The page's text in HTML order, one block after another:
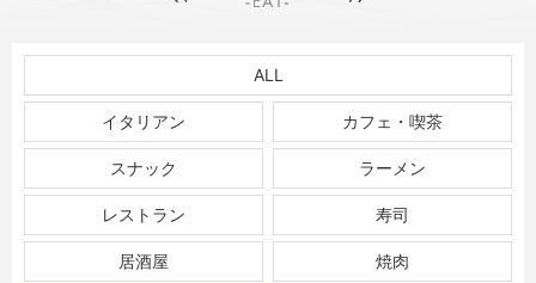
ALL
イタリアン カフェ・喫茶
スナック ラーメン
レストラン 寿司
居酒屋 焼肉